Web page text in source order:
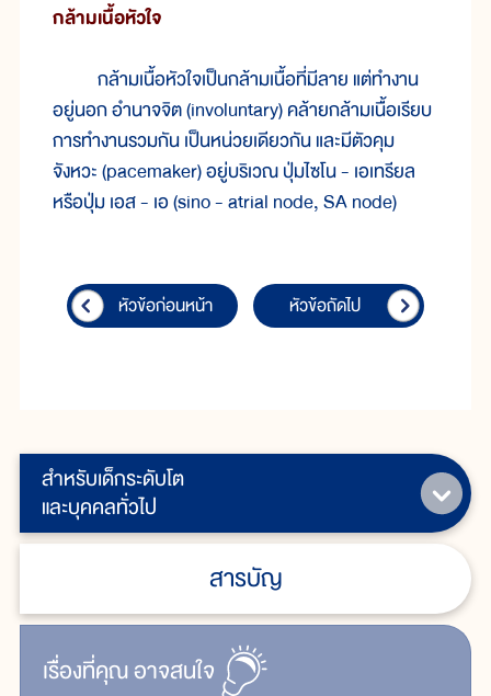
สำหรับเด็กระดับโต
และบุคคลทั่วไป
สารบัญ
เรื่ิองที่คุณอาจสนใจ
กล้ามเนื้อหัวใจ
กล้ามเนื้อหัวใจเป็นกล้ามเนื้อที่มีลาย แต่ทำงาน
อยู่นอก อำนาจจิต (involuntary) คล้ายกล้ามเนื้อเรียบ
การทำงานรวมกัน เป็นหน่วยเดียวกัน และมีตัวคุม
จังหวะ (pacemaker) อยู่บริเวณ ปุ่มไซโน - เอเทรียล
หรือปุ่ม เอส - เอ (sino - atrial node, SA node)
หัวข้อก่อนหน้า หัวข้อถัดไป